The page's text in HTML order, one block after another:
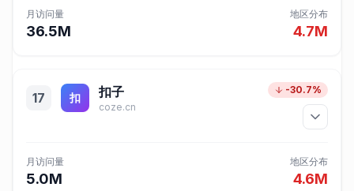
月访问量
36.5M
地区分布
4.7M
17 扣 扣子
coze.cn
-30.7%
月访问量
5.0M
地区分布
4.6M